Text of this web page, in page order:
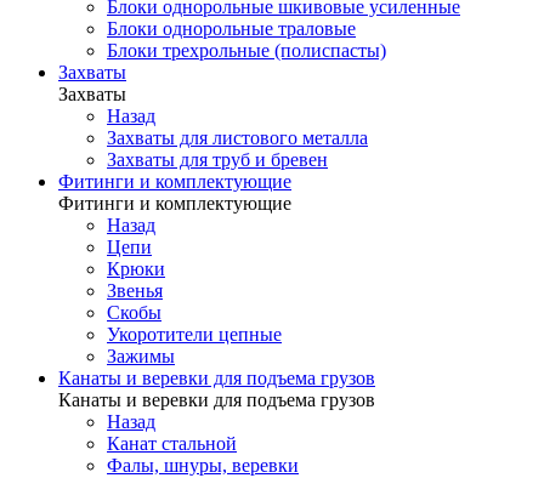
Блоки однорольные шкивовые усиленные
Блоки однорольные траловые
Блоки трехрольные (полиспасты)
Захваты
Захваты
Назад
Захваты для листового металла
Захваты для труб и бревен
Фитинги и комплектующие
Фитинги и комплектующие
Назад
Цепи
Крюки
Звенья
Скобы
Укоротители цепные
Зажимы
Канаты и веревки для подъема грузов
Канаты и веревки для подъема грузов
Назад
Канат стальной
Фалы, шнуры, веревки